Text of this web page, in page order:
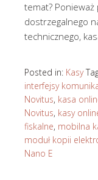
temat? Ponieważ
dostrzegalnego
technicznego,
Posted in: Kasy
interfejsy
Novitus, kasa
Novitus, kasy
fiskalne, mobilna
moduł kopii
Nano E